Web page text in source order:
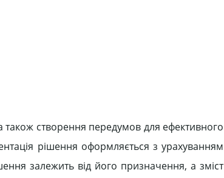
також створення передумов для ефективного
рішення оформляється з урахуванням
залежить від його призначення, а зміст